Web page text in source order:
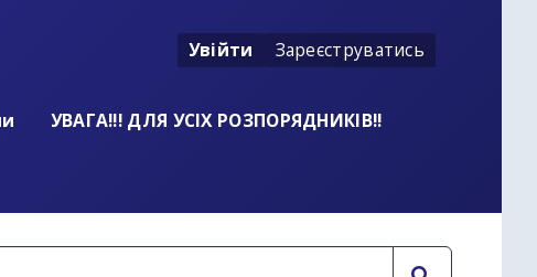
Увійти Зареєструватись
УВАГА!!! ДЛЯ УСІХ РОЗПОРЯДНИКІВ!!